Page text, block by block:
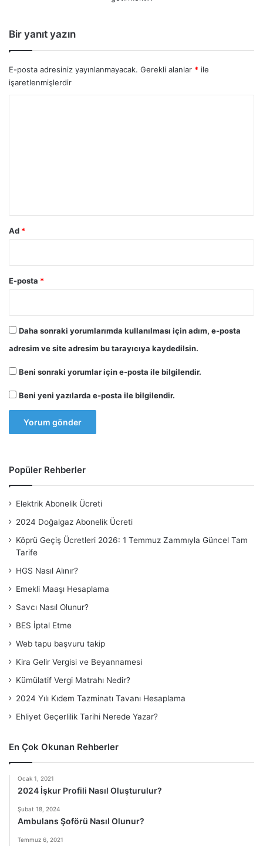
Bir yanıt yazın
E-posta adresiniz yayınlanmayacak. Gerekli alanlar * ile
işaretlenmişlerdir
Ad *
E-posta *
Daha sonraki yorumlarımda kullanılması için adım, e-posta
adresim ve site adresim bu tarayıcıya kaydedilsin.
Beni sonraki yorumlar için e-posta ile bilgilendir.
Beni yeni yazılarda e-posta ile bilgilendir.
Popüler Rehberler
Elektrik Abonelik Ücreti
2024 Doğalgaz Abonelik Ücreti
Köprü Geçiş Ücretleri 2026: 1 Temmuz Zammıyla Güncel Tam
Tarife
HGS Nasıl Alınır?
Emekli Maaşı Hesaplama
Savcı Nasıl Olunur?
BES İptal Etme
Web tapu başvuru takip
Kira Gelir Vergisi ve Beyannamesi
Kümülatif Vergi Matrahı Nedir?
2024 Yılı Kıdem Tazminatı Tavanı Hesaplama
Ehliyet Geçerlilik Tarihi Nerede Yazar?
En Çok Okunan Rehberler
Ocak 1, 2021
2024 İşkur Profili Nasıl Oluşturulur?
Şubat 18, 2024
Ambulans Şoförü Nasıl Olunur?
Temmuz 6, 2021